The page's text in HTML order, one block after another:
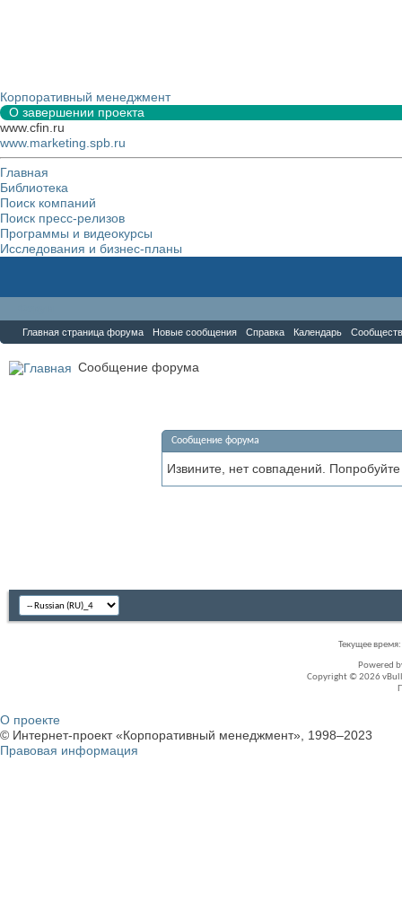
Корпоративный менеджмент
О завершении проекта
www.cfin.ru
www.marketing.spb.ru
Главная
Библиотека
Поиск компаний
Поиск пресс-релизов
Программы и видеокурсы
Исследования и бизнес-планы
Главная страница форума Новые сообщения Справка Календарь
Сообщение форума
Сообщение форума
Извините, нет совпадений.
Текущее время:
Powered
Copyright © 2026
О проекте
© Интернет-проект «Корпоративный менеджмент», 1998–2023
Правовая информация